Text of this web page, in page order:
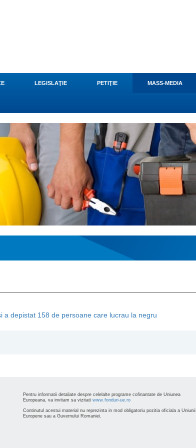
LEGISLAŢIE PETIŢIE MASS-MEDIA
a depistat 158 de persoane care lucrau la negru
Pentru informatii detaliate despre celelalte programe cofinantate de Uniunea
Europeana, va invitam sa vizitati www.fonduri-ue.ro
Continutul acestui material nu reprezinta in mod obligatoriu pozitia oficiala a Uniunii
Europene sau a Guvernului Romaniei.